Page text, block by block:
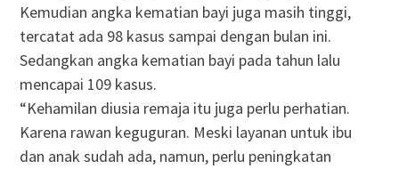
Kemudian angka kematian bayi juga masih tinggi,
tercatat ada 98 kasus sampai dengan bulan ini.
Sedangkan angka kematian bayi pada tahun lalu
mencapai 109 kasus.
“Kehamilan diusia remaja itu juga perlu perhatian.
Karena rawan keguguran. Meski layanan untuk ibu
dan anak sudah ada, namun, perlu peningkatan